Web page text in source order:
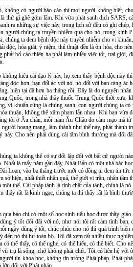
không có người báo cáo thì mọi người không biết,
thứ gì ghê gớm lắm. Khi vừa phát sanh dịch SARS,
ra những sự việc này, trong lịch sử đều có ghi
người chúng ta truyền nhiễm qua cho nó, trong
chúng ta đem bệnh độc này truyền nhiễm cho vi
độc, hóa giải, ý niệm, thủ thuật đều là ôn hòa, cho
bố cáo thiên hạ phải làm nhiều việc tốt, trai giới,
hiểu cái đạo lý này, họ xem thấy bệnh độc này
độc hơn, bạn đối ác với nó, nó đối với bạn càng
hiện tại đã hơn ba tháng rồi. Đây là do nguyên
Quốc, trong nhà thầy thuốc Trung Quốc thời
vi khuẩn cũng là chúng sanh, con người chúng ta
thuận, không thể xâm phạm lẫn nhau. Khi bạn
tôi ở Âu châu, mỗi năm Âu Châu do cảm mạo mà
hoang mang, làm thành như thế này, phát
Cho nên phải dùng cái tâm bình thường mà đối
ta không thể có sự đối lập đối với bất cứ người
là mấy năm gần đây, Nhật Bản có một nhà bác
Loan, vào ba tháng trước mới có đồng tu đem tin
sở hiện, nhất thiết nhân quả, thế giới vi trần, nhân
thể. Cái pháp tánh là tính chất của tánh, chính là
thấy rất là kinh ngạc, chúng ta thì thấy rất là bình
báo chí có một số học sinh tiểu học được thầy
ý tốt đối đãi với nó, như nói tôi rất cảm tình
ngày dùng ý tốt, chúc phúc cho nó thì quá trình
đến nó thì hư toàn bộ. Tôi đã xem rất nhiều thực
có thể thấy, có thể nghe, có thể hiểu, có thể biết.
trụ là sống, chớ không phải chết. Tôi có liên hệ
tin khoa học, không tin tưởng Phật pháp. Phật
đối với Phật pháp.